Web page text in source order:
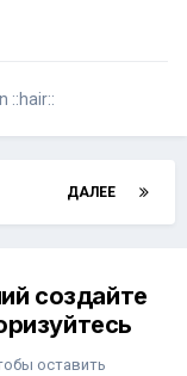
::hair::
ДАЛЕЕ
создайте
оставить